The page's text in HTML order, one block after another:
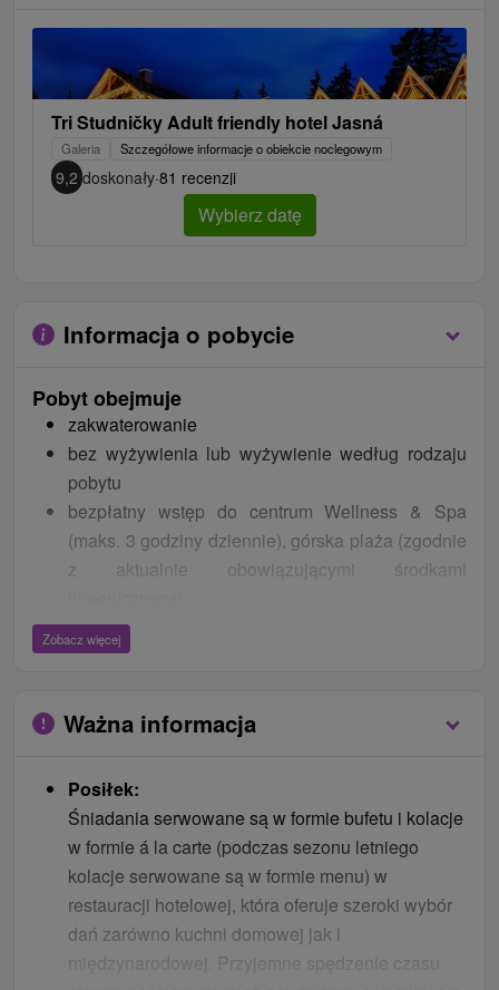
Tri Studničky Adult friendly hotel Jasná
Galeria Szczegółowe informacje o obiekcie noclegowym
9,2 doskonały·81 recenzji
Wybierz datę
Informacja o pobycie
Pobyt obejmuje
zakwaterowanie
bez wyżywienia lub wyżywienie według rodzaju
pobytu
bezpłatny wstęp do centrum Wellness & Spa
(maks. 3 godziny dziennie), górska plaża (zgodnie
z aktualnie obowiązującymi środkami
karnety narciarskie i bilety na kolejki linowe w
ośrodkach Jasná – Chopok Tatry Niskie, Tatry
Szczyrbskie Jezioro
wejścia do parku wodnego Tatralandia
wejścia do parku wodnego Bešeňová
Karnet narciarski ważny w sezonie narciarskim można
wykorzystać także jako bilet pieszy w obie strony na
kolejki linowe w ośrodkach narciarskich. W ciągu
jednego dnia można skorzystać z karnetów/biletów na
Zobacz więcej
Ważna informacja
Posiłek:
Śniadania serwowane są w formie bufetu i kolacje
w formie á la carte (podczas sezonu letniego
kolacje serwowane są w formie menu) w
restauracji hotelowej, która oferuje szeroki wybór
dań zarówno kuchni domowej jak i
międzynarodowej. Przyjemne spędzenie czasu